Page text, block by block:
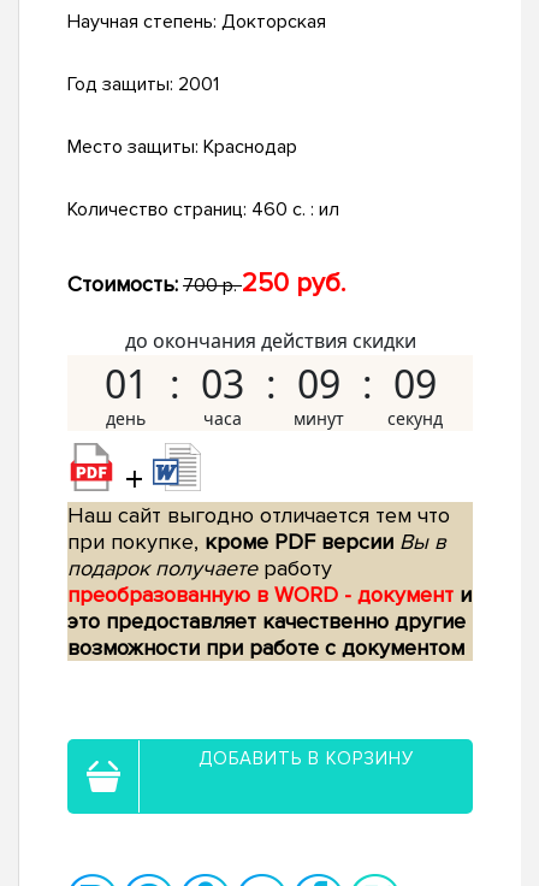
Научная степень: Докторская
Год защиты: 2001
Место защиты: Краснодар
Количество страниц: 460 с. : ил
Стоимость: 700 р.250 руб.
до окончания действия скидки
01 03 09 08
+
Наш сайт выгодно отличается тем что
при покупке, кроме PDF версии Вы в
подарок получаетеработу
преобразованную в WORD - документ и
это предоставляет качественно другие
возможности при работе с документом
ДОБАВИТЬ В КОРЗИНУ